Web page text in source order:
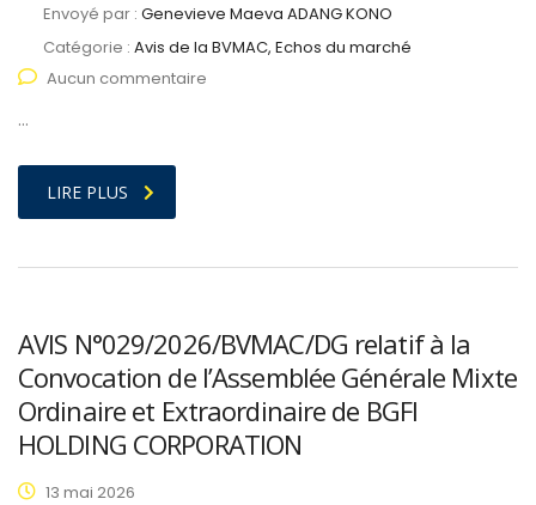
Envoyé par : Genevieve Maeva ADANG KONO
Catégorie : Avis de la BVMAC, Echos du marché
Aucun commentaire
…
LIRE PLUS
AVIS N°029/2026/BVMAC/DG relatif à la
Convocation de l’Assemblée Générale Mixte
Ordinaire et Extraordinaire de BGFI
HOLDING CORPORATION
13 mai 2026